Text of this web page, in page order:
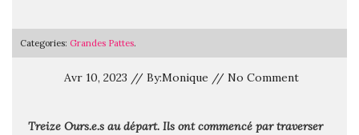
Categories: Grandes Pattes.
Avr 10, 2023 // By:Monique // No Comment
Treize Ours.e.s au départ. Ils ont commencé par traverser